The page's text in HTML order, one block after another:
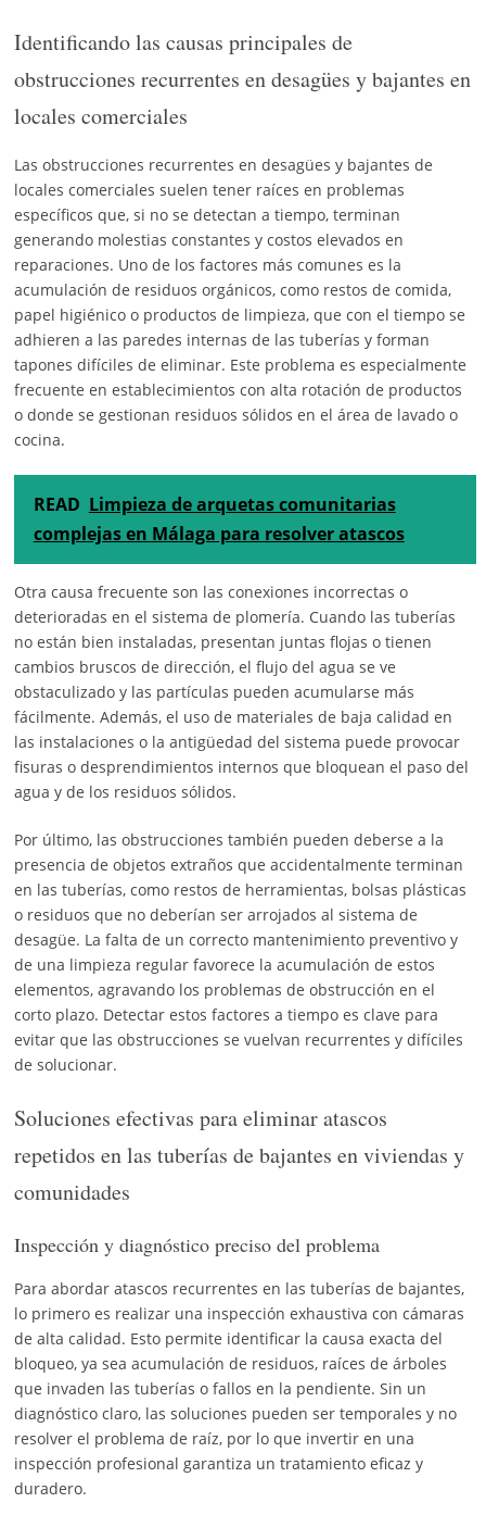
Identificando las causas principales de
obstrucciones recurrentes en desagües y bajantes en
locales comerciales
Las obstrucciones recurrentes en desagües y bajantes de
locales comerciales suelen tener raíces en problemas
específicos que, si no se detectan a tiempo, terminan
generando molestias constantes y costos elevados en
reparaciones. Uno de los factores más comunes es la
acumulación de residuos orgánicos, como restos de comida,
papel higiénico o productos de limpieza, que con el tiempo se
adhieren a las paredes internas de las tuberías y forman
tapones difíciles de eliminar. Este problema es especialmente
frecuente en establecimientos con alta rotación de productos
o donde se gestionan residuos sólidos en el área de lavado o
cocina.
READ Limpieza de arquetas comunitarias
complejas en Málaga para resolver atascos
Otra causa frecuente son las conexiones incorrectas o
deterioradas en el sistema de plomería. Cuando las tuberías
no están bien instaladas, presentan juntas flojas o tienen
cambios bruscos de dirección, el flujo del agua se ve
obstaculizado y las partículas pueden acumularse más
fácilmente. Además, el uso de materiales de baja calidad en
las instalaciones o la antigüedad del sistema puede provocar
fisuras o desprendimientos internos que bloquean el paso del
agua y de los residuos sólidos.
Por último, las obstrucciones también pueden deberse a la
presencia de objetos extraños que accidentalmente terminan
en las tuberías, como restos de herramientas, bolsas plásticas
o residuos que no deberían ser arrojados al sistema de
desagüe. La falta de un correcto mantenimiento preventivo y
de una limpieza regular favorece la acumulación de estos
elementos, agravando los problemas de obstrucción en el
corto plazo. Detectar estos factores a tiempo es clave para
evitar que las obstrucciones se vuelvan recurrentes y difíciles
de solucionar.
Soluciones efectivas para eliminar atascos
repetidos en las tuberías de bajantes en viviendas y
comunidades
Inspección y diagnóstico preciso del problema
Para abordar atascos recurrentes en las tuberías de bajantes,
lo primero es realizar una inspección exhaustiva con cámaras
de alta calidad. Esto permite identificar la causa exacta del
bloqueo, ya sea acumulación de residuos, raíces de árboles
que invaden las tuberías o fallos en la pendiente. Sin un
diagnóstico claro, las soluciones pueden ser temporales y no
resolver el problema de raíz, por lo que invertir en una
inspección profesional garantiza un tratamiento eficaz y
duradero.